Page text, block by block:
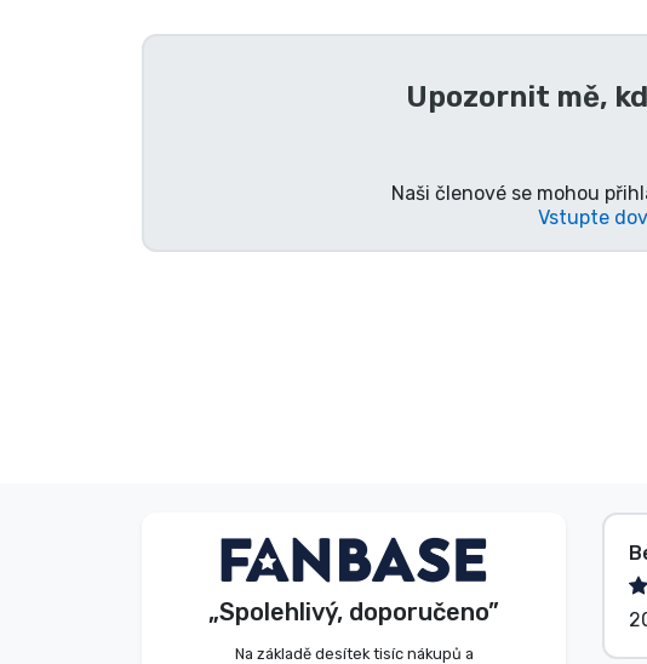
Upozornit mě,
Naši členové se mohou
Vstupte
„Spolehlivý, doporučeno”
Na základě desítek tisíc nákupů a
E. Hipságh Kupující
2026. 08. 06.
Seriálové věci
Anime věci